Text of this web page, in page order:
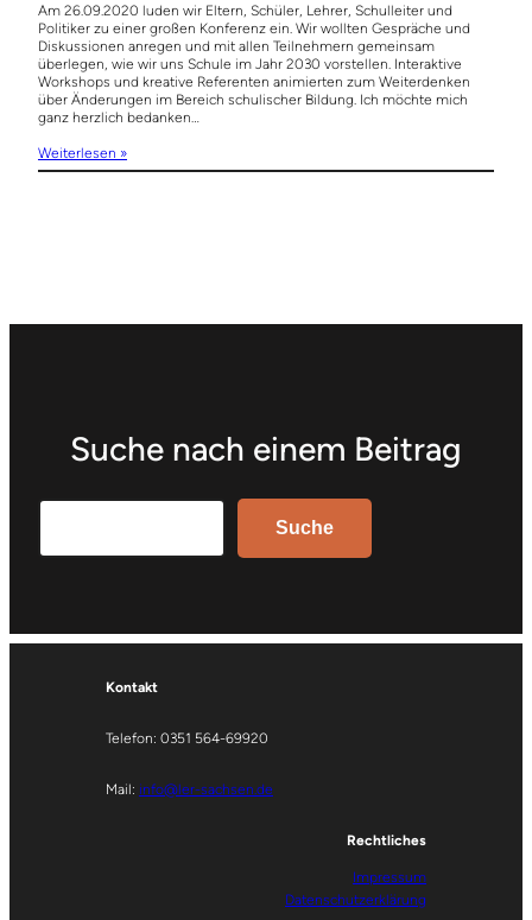
Am 26.09.2020 luden wir Eltern, Schüler, Lehrer, Schulleiter und
Politiker zu einer großen Konferenz ein. Wir wollten Gespräche und
Diskussionen anregen und mit allen Teilnehmern gemeinsam
überlegen, wie wir uns Schule im Jahr 2030 vorstellen. Interaktive
Workshops und kreative Referenten animierten zum Weiterdenken
über Änderungen im Bereich schulischer Bildung. Ich möchte mich
ganz herzlich bedanken…
Weiterlesen »
Suche nach einem Beitrag
Search
Suche
Kontakt
Telefon: 0351 564-69920
Mail: info@ler-sachsen.de
Rechtliches
Impressum
Datenschutzerklärung